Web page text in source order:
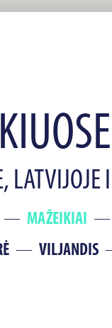
LATVIJOJE
MAŽEIKIAI
VILJANDIS